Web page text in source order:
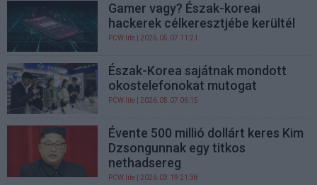
Gamer vagy? Észak-koreai
hackerek célkeresztjébe kerültél
PCW.lite | 2026.05.07 11:21
Észak-Korea sajátnak mondott
okostelefonokat mutogat
PCW.lite | 2026.05.07 06:15
Évente 500 millió dollárt keres Kim
Dzsongunnak egy titkos
nethadsereg
PCW.lite | 2026.03.19 21:38